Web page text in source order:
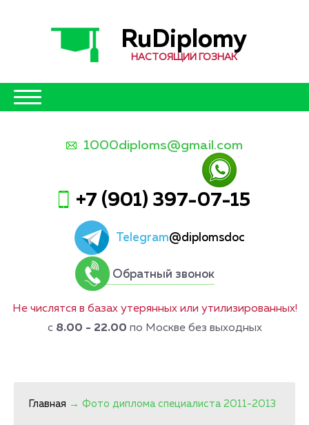
RuDiplomy
НАСТОЯЩИЙ ГОЗНАК
1000diploms@gmail.com
+7 (901) 397-07-15
Telegram@diplomsdoc
Обратный звонок
Не числятся в базах утерянных или утилизированных!
с 8.00 - 22.00 по Москве без выходных
Главная → Фото диплома специалиста 2011-2013